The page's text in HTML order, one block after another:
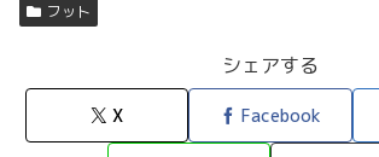
フット
シェアする
X Facebook